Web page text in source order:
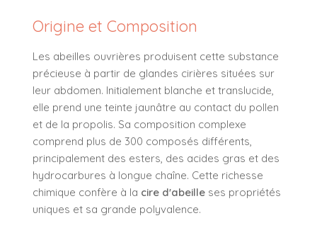
Origine et Composition
Les abeilles ouvrières produisent cette substance
précieuse à partir de glandes cirières situées sur
leur abdomen. Initialement blanche et translucide,
elle prend une teinte jaunâtre au contact du pollen
et de la propolis. Sa composition complexe
comprend plus de 300 composés différents,
principalement des esters, des acides gras et des
hydrocarbures à longue chaîne. Cette richesse
chimique confère à la cire d'abeille ses propriétés
uniques et sa grande polyvalence.